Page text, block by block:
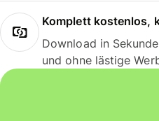
Komplett kostenlos,
Download in
und ohne lästige